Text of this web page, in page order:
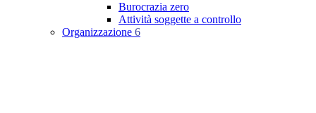
Burocrazia zero
Attività soggette a controllo
Organizzazione 6